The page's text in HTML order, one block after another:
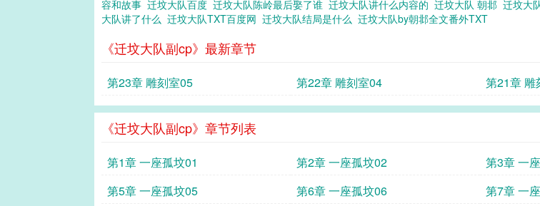
容和故事 迁坟大队百度 迁坟大队陈岭最后娶了谁 迁坟大队讲什么内容的 迁坟大队 朝邶 迁坟大
大队讲了什么 迁坟大队TXT百度网 迁坟大队结局是什么 迁坟大队by朝邶全文番外TXT
《迁坟大队副cp》最新章节
第23章 雕刻室05 第22章 雕刻室04 第21章 雕
《迁坟大队副cp》章节列表
第1章 一座孤坟01 第2章 一座孤坟02 第3章 一
第5章 一座孤坟05
第6章 一座孤坟06 第7章 一